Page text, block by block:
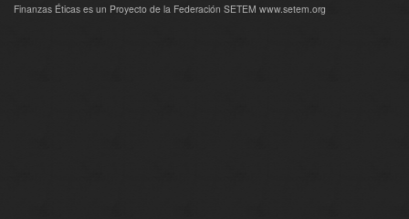
Finanzas Éticas es un Proyecto de la Federación SETEM www.setem.org